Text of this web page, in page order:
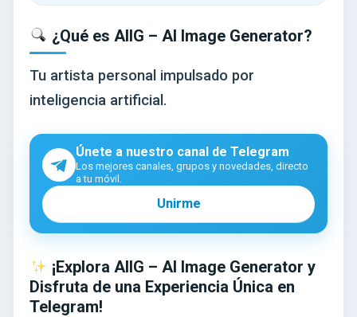
¿Qué es AIIG – AI Image Generator?
Tu artista personal impulsado por
inteligencia artificial.
Únete a nuestro canal de Telegram
Los mejores canales, grupos y novedades, directo
a tu móvil.
Unirme
¡Explora AIIG – AI Image Generator y
Disfruta de una Experiencia Única en
Telegram!